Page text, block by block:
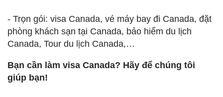
- Trọn gói: visa Canada, vé máy bay đi Canada, đặt
phòng khách sạn tại Canada, bảo hiểm du lịch
Canada, Tour du lịch Canada,…
Bạn cần làm visa Canada? Hãy để chúng tôi
giúp bạn!